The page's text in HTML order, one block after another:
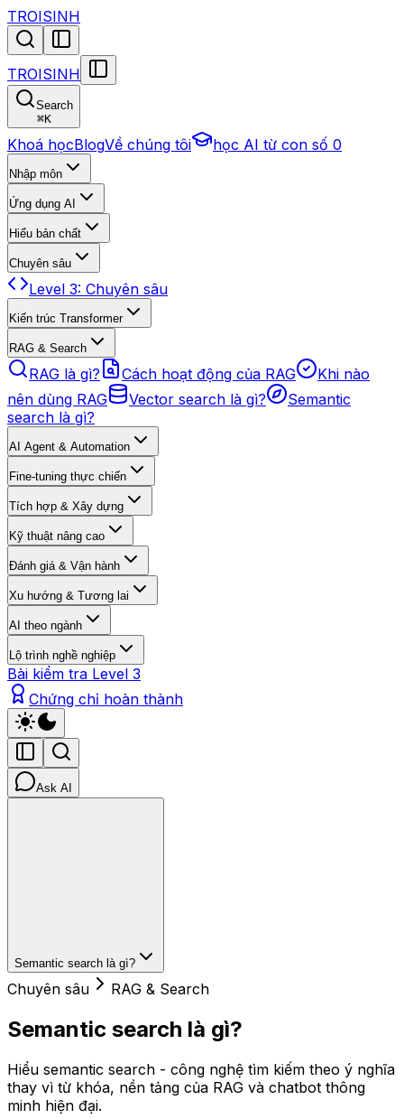
TROISINH
TROISINH
Search
⌘K
Khoá họcBlogVề chúng tôi học AI từ con số 0
Nhập môn
Ứng dụng AI
Hiểu bản chất
Chuyên sâu
Level 3: Chuyên sâu
Kiến trúc Transformer
RAG & Search
RAG là gì? Cách hoạt động của RAG
Khi nào
nên dùng RAG
Vector search là gì?
Semantic
search là gì?
AI Agent & Automation
Fine-tuning thực chiến
Tích hợp & Xây dựng
Kỹ thuật nâng cao
Đánh giá & Vận hành
Xu hướng & Tương lai
AI theo ngành
Lộ trình nghề nghiệp
Bài kiểm tra Level 3
Chứng chỉ hoàn thành
Ask AI
Semantic search là gì?
Chuyên sâu RAG & Search
Semantic search là gì?
Hiểu semantic search - công nghệ tìm kiếm theo ý nghĩa
thay vì từ khóa, nền tảng của RAG và chatbot thông
minh hiện đại.